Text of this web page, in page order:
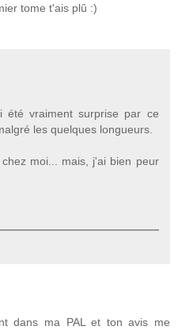
tome t'ais plû :)
été vraiment surprise par ce
les quelques longueurs.
moi... mais, j'ai bien peur
dans ma PAL et ton avis me